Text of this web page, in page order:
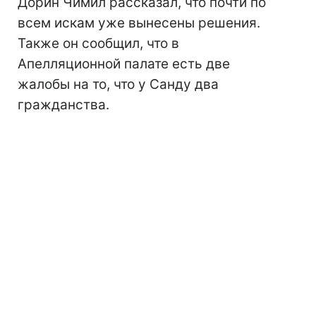
всем искам уже вынесены решения.
Также он сообщил, что в
Апелляционной палате есть две
жалобы на то, что у Санду два
гражданства.